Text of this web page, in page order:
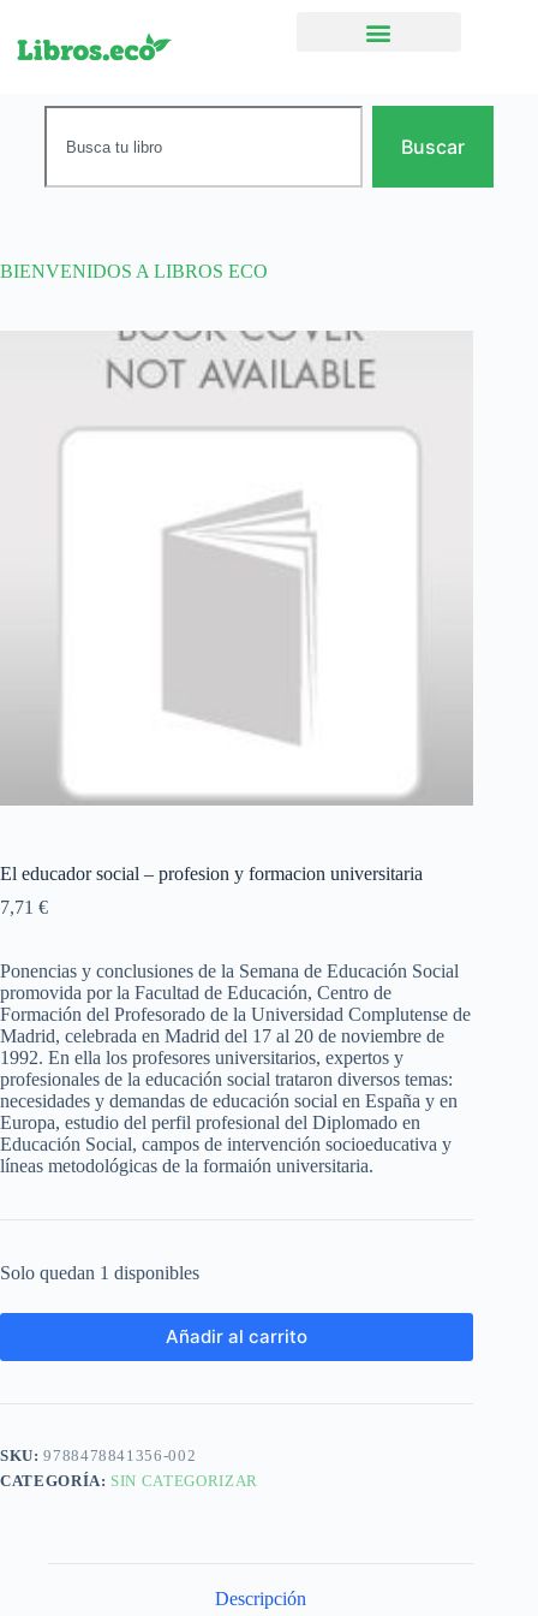
Buscar
BIENVENIDOS A LIBROS ECO
El educador social – profesion y formacion universitaria
7,71 €
Ponencias y conclusiones de la Semana de Educación Social
promovida por la Facultad de Educación, Centro de
Formación del Profesorado de la Universidad Complutense de
Madrid, celebrada en Madrid del 17 al 20 de noviembre de
1992. En ella los profesores universitarios, expertos y
profesionales de la educación social trataron diversos temas:
necesidades y demandas de educación social en España y en
Europa, estudio del perfil profesional del Diplomado en
Educación Social, campos de intervención socioeducativa y
líneas metodológicas de la formaión universitaria.
Solo quedan 1 disponibles
Añadir al carrito
SKU:9788478841356-002
CATEGORÍA: SIN CATEGORIZAR
Descripción